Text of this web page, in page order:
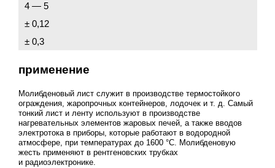
4 — 5
± 0,12
± 0,3
применение
Молибденовый лист служит в производстве термостойкого
ограждения, жаропрочных контейнеров, лодочек и т. д. Самый
тонкий лист и ленту используют в производстве
нагревательных элементов жаровых печей, а также вводов
электротока в приборы, которые работают в водородной
атмосфере, при температурах до 1600 °C. Молибденовую
жесть применяют в рентгеновских трубках
и радиоэлектронике.